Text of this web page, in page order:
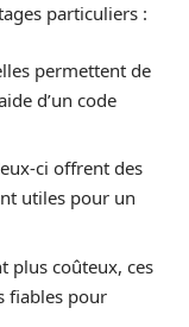
particuliers :
permettent de
d’un code
ci offrent des
utiles pour un
plus coûteux, ces
fiables pour